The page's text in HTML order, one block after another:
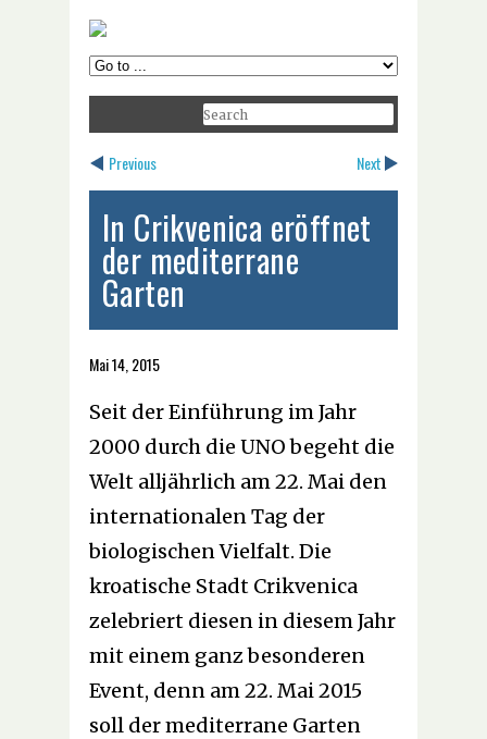
Previous Next
In Crikvenica eröffnet
der mediterrane
Garten
Mai 14, 2015
Seit der Einführung im Jahr
2000 durch die UNO begeht die
Welt alljährlich am 22. Mai den
internationalen Tag der
biologischen Vielfalt. Die
kroatische Stadt Crikvenica
zelebriert diesen in diesem Jahr
mit einem ganz besonderen
Event, denn am 22. Mai 2015
soll der mediterrane Garten